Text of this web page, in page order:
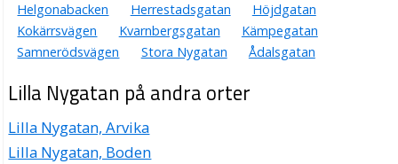
Helgonabacken
Herrestadsgatan
Höjdgatan
Kokärrsvägen
Kvarnbergsgatan
Kämpegatan
Samnerödsvägen
Stora Nygatan Ådalsgatan
Lilla Nygatan på andra orter
Lilla Nygatan, Arvika
Lilla Nygatan, Boden